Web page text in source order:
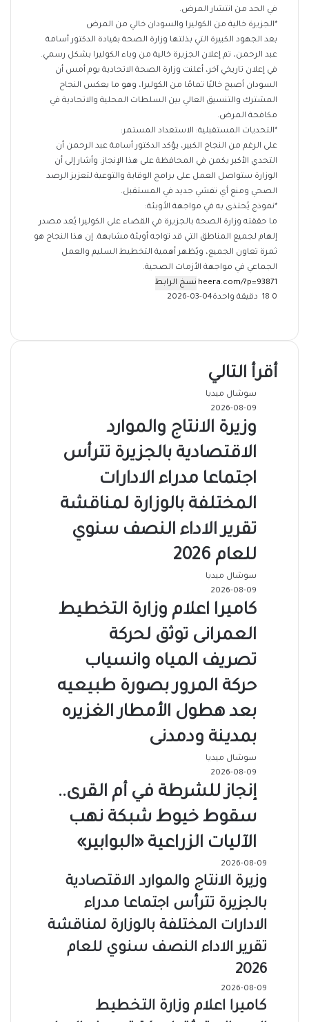
في الحد من انتشار المرض.
*الجزيرة خالية من الكوليرا والسودان خالي من المرض
بعد الجهود الكبيرة التي بذلتها وزارة الصحة بقيادة الدكتور أسامة
عبد الرحمن، تم إعلان الجزيرة خالية من وباء الكوليرا بشكل رسمي.
في إعلان تاريخي آخر، أعلنت وزارة الصحة الاتحادية يوم أمس أن
السودان أصبح خاليًا تمامًا من الكوليرا، وهو ما يعكس النجاح
المشترك والتنسيق العالي بين السلطات المحلية والاتحادية في
مكافحة المرض.
*التحديات المستقبلية: الاستعداد المستمر:
على الرغم من النجاح الكبير، يؤكد الدكتور أسامة عبد الرحمن أن
التحدي الأكبر يكمن في المحافظة على هذا الإنجاز. وأشار إلى أن
الوزارة ستواصل العمل على برامج الوقاية والتوعية لتعزيز الرصد
الصحي ومنع أي تفشي جديد في المستقبل.
*نموذج يُحتذى به في مواجهة الأوبئة:
ما حققته وزارة الصحة بالجزيرة في القضاء على الكوليرا يُعد مصدر
إلهام لجميع المناطق التي قد تواجه أوبئة مشابهة. إن هذا النجاح هو
ثمرة تعاون الجميع، ويُظهر أهمية التخطيط السليم والعمل
الجماعي في مواجهة الأزمات الصحية.
نسخ الرابط
2026-03-04
0
دقيقة واحدة
البريد
أقرأ التالي
سوشال ميديا
2026-08-09
وزيرة الانتاج والموارد
الاقتصادية بالجزيرة تترأس
اجتماعا مدراء الادارات
المختلفة بالوزارة لمناقشة
تقرير الاداء النصف سنوي
للعام 2026
سوشال ميديا
2026-08-09
كاميرا اعلام وزارة التخطيط
العمرانى توثق لحركة
تصريف المياه وانسياب
حركة المرور بصورة طبيعيه
بعد هطول الأمطار الغزيره
بمدينة ودمدنى
سوشال ميديا
2026-08-09
إنجاز للشرطة في أم القرى..
سقوط خيوط شبكة نهب
الآليات الزراعية «البوابير»
2026-08-09
وزيرة الانتاج والموارد الاقتصادية
بالجزيرة تترأس اجتماعا مدراء
الادارات المختلفة بالوزارة لمناقشة
تقرير الاداء النصف سنوي للعام
2026
2026-08-09
كاميرا اعلام وزارة التخطيط